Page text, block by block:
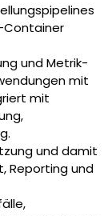
Container
und Metrik-
mit
mit
und damit
Reporting und